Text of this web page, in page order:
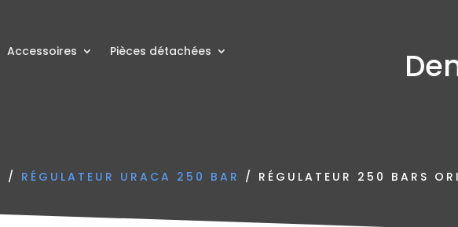
Accessoires Pièces détachées
/ RÉGULATEUR URACA 250 BAR / RÉGULATEUR 250 BARS